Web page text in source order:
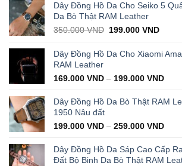
Dây Đồng Hồ Da Cho Seiko 5
Da Bò Thật RAM Leather
350.000VND Original
was:
199.000VND
is:
Dây Đồng Hồ Da Cho Xiaomi
RAM Leather
169.000 VND – 199.000 VND
Dây Đồng Hồ Da Bò Thật RAM
1950 Nâu đất
199.000 VND – 259.000 VND
Dây Đồng Hồ Da Sáp Cao Cấp
Đất Bộ Binh Da Bò Thật RAM